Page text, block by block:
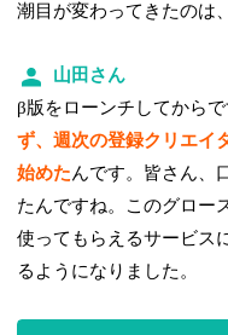
潮目が変わってきたのは
山田さん
β版をローンチしてからで
ず、週次の登録クリエイ
始めたんです。皆さん、
たんですね。このグロー
使ってもらえるサービス
るようになりました。